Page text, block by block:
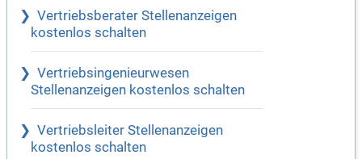
Vertriebsberater Stellenanzeigen
kostenlos schalten
Vertriebsingenieurwesen
Stellenanzeigen kostenlos schalten
Vertriebsleiter Stellenanzeigen
kostenlos schalten